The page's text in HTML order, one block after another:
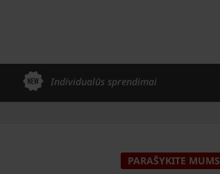
Individualūs sprendimai
PARAŠYKITE MUMS